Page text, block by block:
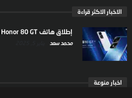
الاخبار الاكثر قراءة
إطلاق هاتف Honor 80 GT وجهاز لوحي جديد
محمد سعد
اخبار منوعة